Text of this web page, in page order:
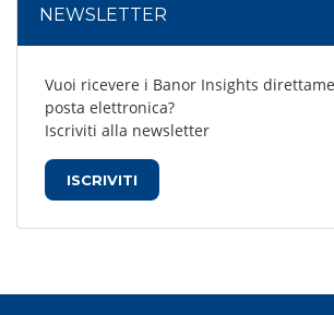
NEWSLETTER
Vuoi ricevere i Banor Insights
posta elettronica?
Iscriviti alla newsletter
ISCRIVITI